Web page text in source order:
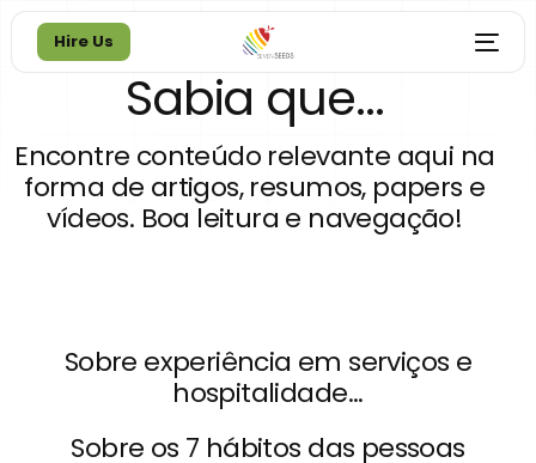
Hire Us
Hire Us
Sabia que...
Encontre conteúdo relevante aqui na
forma de artigos, resumos, papers e
vídeos. Boa leitura e navegação!
Sobre experiência em serviços e
hospitalidade...
Sobre os 7 hábitos das pessoas